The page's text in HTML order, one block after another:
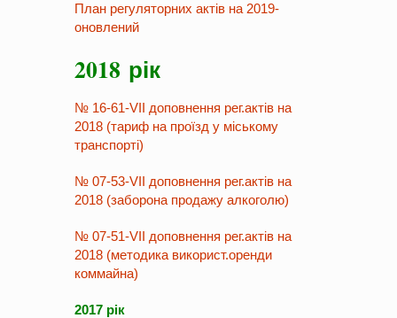
План регуляторних актів на 2019-
оновлений
2018 рік
№ 16-61-VII доповнення рег.актів на
2018 (тариф на проїзд у міському
транспорті)
№ 07-53-VII доповнення рег.актів на
2018 (заборона продажу алкоголю)
№ 07-51-VII доповнення рег.актів на
2018 (методика використ.оренди
коммайна)
2017 рік